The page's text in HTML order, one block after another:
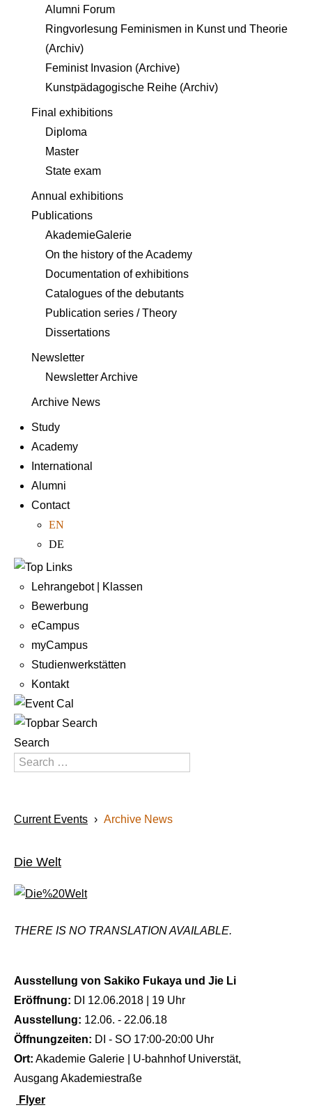
Alumni Forum
Ringvorlesung Feminismen in Kunst und Theorie
(Archiv)
Feminist Invasion (Archive)
Kunstpädagogische Reihe (Archiv)
Final exhibitions
Diploma
Master
State exam
Annual exhibitions
Publications
AkademieGalerie
On the history of the Academy
Documentation of exhibitions
Catalogues of the debutants
Publication series / Theory
Dissertations
Newsletter
Newsletter Archive
Archive News
Study
Academy
International
Alumni
Contact
EN
DE
Lehrangebot | Klassen
Bewerbung
eCampus
myCampus
Studienwerkstätten
Kontakt
Search
Current Events › Archive News
Die Welt
THERE IS NO TRANSLATION AVAILABLE.
Ausstellung von Sakiko Fukaya und Jie Li
Eröffnung: DI 12.06.2018 | 19 Uhr
Ausstellung: 12.06. - 22.06.18
Öffnungzeiten: DI - SO 17:00-20:00 Uhr
Ort: Akademie Galerie | U-bahnhof Universtät,
Ausgang Akademiestraße
Flyer